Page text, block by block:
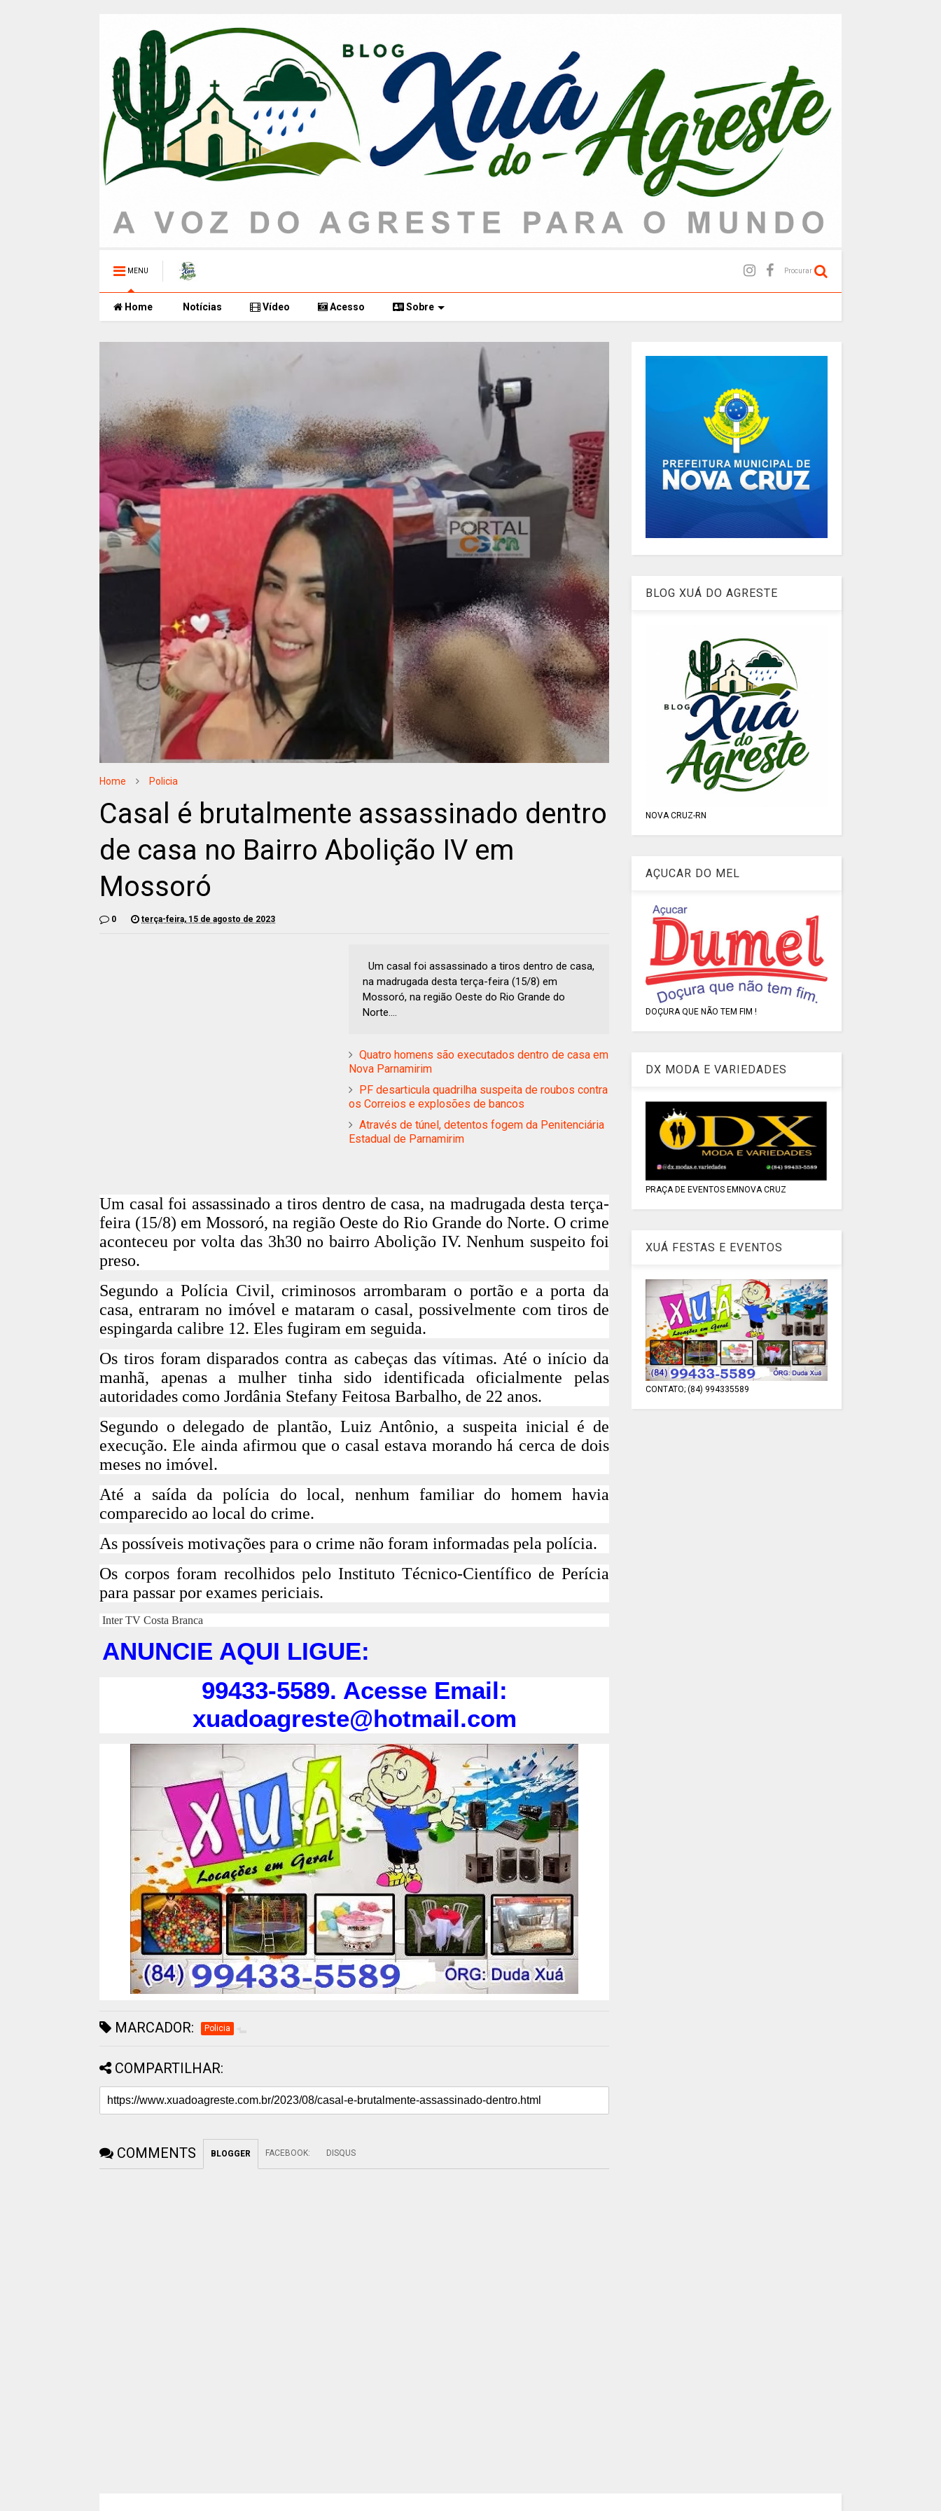
MENU Procurar
Home Notícias Vídeo Acesso Sobre
Home Policia
Casal é brutalmente assassinado dentro
de casa no Bairro Abolição IV em
Mossoró
0 terça-feira, 15 de agosto de 2023
Um casal foi assassinado a tiros dentro de casa,
na madrugada desta terça-feira (15/8) em
Mossoró, na região Oeste do Rio Grande do
Norte....
Quatro homens são executados dentro de casa em
Nova Parnamirim
PF desarticula quadrilha suspeita de roubos contra
os Correios e explosões de bancos
Através de túnel, detentos fogem da Penitenciária
Estadual de Parnamirim
Um casal foi assassinado a tiros dentro de casa, na madrugada desta terça-
feira (15/8) em Mossoró, na região Oeste do Rio Grande do Norte. O crime
aconteceu por volta das 3h30 no bairro Abolição IV. Nenhum suspeito foi
preso.
Segundo a Polícia Civil, criminosos arrombaram o portão e a porta da
casa, entraram no imóvel e mataram o casal, possivelmente com tiros de
espingarda calibre 12. Eles fugiram em seguida.
Os tiros foram disparados contra as cabeças das vítimas. Até o início da
manhã, apenas a mulher tinha sido identificada oficialmente pelas
autoridades como Jordânia Stefany Feitosa Barbalho, de 22 anos.
Segundo o delegado de plantão, Luiz Antônio, a suspeita inicial é de
execução. Ele ainda afirmou que o casal estava morando há cerca de dois
meses no imóvel.
Até a saída da polícia do local, nenhum familiar do homem havia
comparecido ao local do crime.
As possíveis motivações para o crime não foram informadas pela polícia.
Os corpos foram recolhidos pelo Instituto Técnico-Científico de Perícia
para passar por exames periciais.
Inter TV Costa Branca
ANUNCIE AQUI LIGUE:
99433-5589. Acesse Email:
xuadoagreste@hotmail.com
MARCADOR: Policia
COMPARTILHAR:
COMMENTS BLOGGER FACEBOOK: DISQUS
BLOG XUÁ DO AGRESTE
NOVA CRUZ-RN
AÇUCAR DO MEL
DOÇURA QUE NÃO TEM FIM !
DX MODA E VARIEDADES
PRAÇA DE EVENTOS EMNOVA CRUZ
XUÁ FESTAS E EVENTOS
CONTATO; (84) 994335589